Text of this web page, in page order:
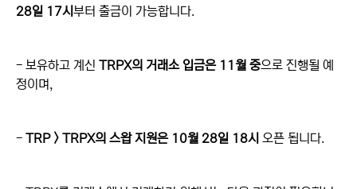
28일 17시부터 출금이 가능합니다.
- 보유하고 계신 TRPX의 거래소 입금은 11월 중으로 진행될 예
정이며,
- TRP > TRPX의 스왑 지원은 10월 28일 18시 오픈 됩니다.